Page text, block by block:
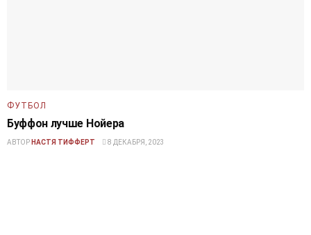
ФУТБОЛ
Буффон лучше Нойера
АВТОР НАСТЯ ТИФФЕРТ 8 ДЕКАБРЯ, 2023